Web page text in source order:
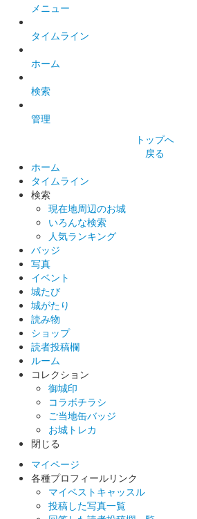
前橋城 御城印
前橋城 御城印
販売終了
50枚限定
厩橋城（前橋城） 御城印
ス限定 上杉謙信版
50枚限定
厩橋城（前橋城） 御城印
ス限定 上杉謙信【琵】版
販売終了
50枚限定
厩橋城（前橋城） 御城印
販売終了
50枚限定
メニュー
タイムライン
ホーム
検索
管理
トップへ
戻る
ホーム
タイムライン
検索
現在地周辺のお城
いろんな検索
人気ランキング
バッジ
写真
イベント
城たび
城がたり
読み物
ショップ
読者投稿欄
ルーム
コレクション
御城印
コラボチラシ
ご当地缶バッジ
お城トレカ
閉じる
マイページ
各種プロフィールリンク
マイベストキャッスル
投稿した写真一覧